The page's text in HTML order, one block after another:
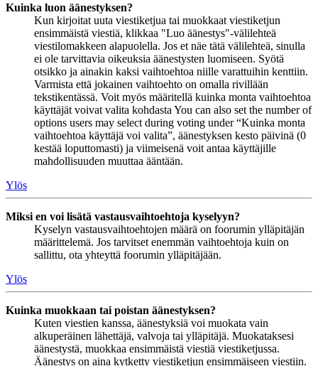
Kuinka luon äänestyksen?
Kun kirjoitat uuta viestiketjua tai muokkaat viestiketjun
ensimmäistä viestiä, klikkaa "Luo äänestys"-välilehteä
viestilomakkeen alapuolella. Jos et näe tätä välilehteä, sinulla
ei ole tarvittavia oikeuksia äänestysten luomiseen. Syötä
otsikko ja ainakin kaksi vaihtoehtoa niille varattuihin kenttiin.
Varmista että jokainen vaihtoehto on omalla rivillään
tekstikentässä. Voit myös määritellä kuinka monta vaihtoehtoa
käyttäjät voivat valita kohdasta You can also set the number of
options users may select during voting under “Kuinka monta
vaihtoehtoa käyttäjä voi valita”, äänestyksen kesto päivinä (0
kestää loputtomasti) ja viimeisenä voit antaa käyttäjille
mahdollisuuden muuttaa ääntään.
Ylös
Miksi en voi lisätä vastausvaihtoehtoja kyselyyn?
Kyselyn vastausvaihtoehtojen määrä on foorumin ylläpitäjän
määrittelemä. Jos tarvitset enemmän vaihtoehtoja kuin on
sallittu, ota yhteyttä foorumin ylläpitäjään.
Ylös
Kuinka muokkaan tai poistan äänestyksen?
Kuten viestien kanssa, äänestyksiä voi muokata vain
alkuperäinen lähettäjä, valvoja tai ylläpitäjä. Muokataksesi
äänestystä, muokkaa ensimmäistä viestiä viestiketjussa.
Äänestys on aina kytketty viestiketjun ensimmäiseen viestiin.